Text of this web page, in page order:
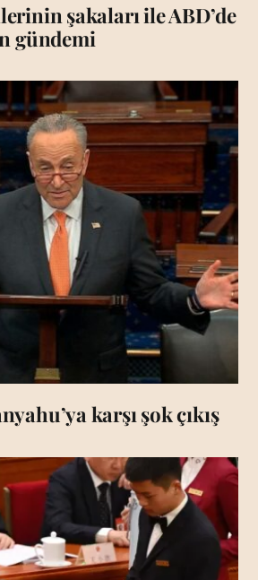
şakaları ile ABD’de
gündemi
karşı şok çıkış